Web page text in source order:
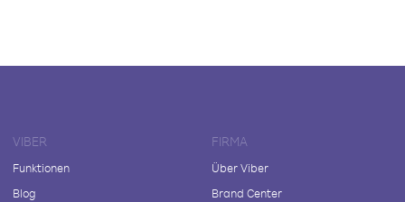
VIBER
Funktionen
Blog
FIRMA
Über Viber
Brand Center